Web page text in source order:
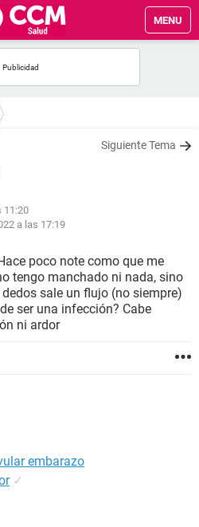
MENU
Siguiente Tema
11:20
a las 17:19
poco note como que me
tengo manchado ni nada, sino
sale un flujo (no siempre)
ser una infección? Cabe
ni ardor
embarazo
✓